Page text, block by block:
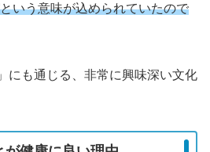
いう意味が込められていたので
にも通じる、非常に興味深い文化